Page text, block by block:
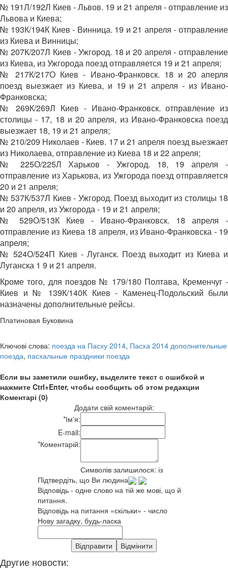
№ 191Л/192Л Киев - Львов. 19 и 21 апреля - отправление из
Львова и Киева;
№ 193К/194К Киев - Винница. 19 и 21 апреля - отправление
из Киева и Винницы;
№ 207К/207Л Киев - Ужгород. 18 и 20 апреля - отправление
из Киева, из Ужгорода поезд отправляется 19 и 21 апреля;
№ 217К/217О Киев - Ивано-Франковск. 18 и 20 аперля
поезд выезжает из Киева, и 19 и 21 апреля - из Ивано-
Франковска;
№ 269К/269Л Киев - Ивано-Франковск. отправление из
столицы - 17, 18 и 20 апреля, из Ивано-Франковска поезд
выезжает 18, 19 и 21 апреля;
№ 210/209 Николаев - Киев. 17 и 21 апреля поезд выезжает
из Николаева, отправление из Киева 18 и 22 апреля;
№ 225О/225Л Харьков - Ужгород. 18, 19 апреля -
отправление из Харькова, из Ужгорода поезд отправляется
20 и 21 апреля;
№ 537К/537Л Киев - Ужгород. Поезд выходит из столицы 18
и 20 апреля, из Ужгорода - 19 и 21 апреля;
№ 529О/513К Киев - Ивано-Франковск. 18 апреля -
отправление из Киева 18 апреля, из Ивано-Франковска - 19
апреля;
№ 524О/524П Киев - Луганск. Поезд выходит из Киева и
Луганска 1 9 и 21 апреля.
Кроме того, для поездов № 179/180 Полтава, Кременчуг -
Киев и № 139К/140К Киев - Каменец-Подольский были
назначены дополнительные рейсы.
Платиновая Буковина
Ключові слова: поезда на Пасху 2014, Пасха 2014 дополнительные
поезда, пасхальные праздники поезда
Если вы заметили ошибку, выделите текст с ошибкой и
нажмите Ctrl+Enter, чтобы сообщить об этом редакции
Коментарі (0)
Додати свій коментарій:
*Ім'я:
E-mail:
*Коментарій:
Символів залишилося: із
Підтвердіть, що Ви людина
Відповідь - одне слово на тій же мові, що й
питання.
Відповідь на питання «скільки» - число
Нову загадку, будь-ласка
Другие новости: